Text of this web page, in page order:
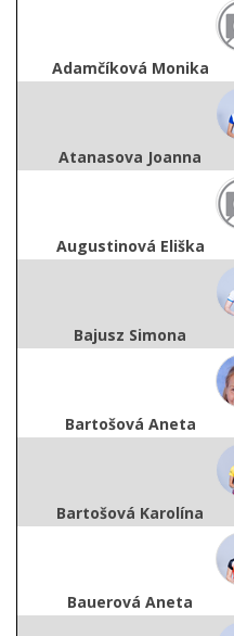
Adamčíková Monika
Atanasova Joanna
Augustinová Eliška
Bajusz Simona
Bartošová Aneta
Bartošová Karolína
Bauerová Aneta